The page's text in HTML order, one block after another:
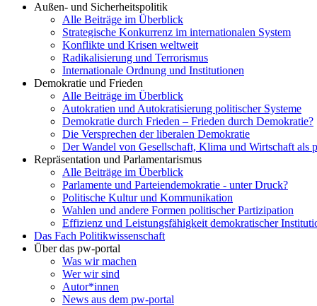
Außen- und Sicherheitspolitik
Alle Beiträge im Überblick
Strategische Konkurrenz im internationalen System
Konflikte und Krisen weltweit
Radikalisierung und Terrorismus
Internationale Ordnung und Institutionen
Demokratie und Frieden
Alle Beiträge im Überblick
Autokratien und Autokratisierung politischer Systeme
Demokratie durch Frieden – Frieden durch Demokratie?
Die Versprechen der liberalen Demokratie
Der Wandel von Gesellschaft, Klima und Wirtschaft als
Repräsentation und Parlamentarismus
Alle Beiträge im Überblick
Parlamente und Parteiendemokratie - unter Druck?
Politische Kultur und Kommunikation
Wahlen und andere Formen politischer Partizipation
Effizienz und Leistungsfähigkeit demokratischer
Das Fach Politikwissenschaft
Über das pw-portal
Was wir machen
Wer wir sind
Autor*innen
News aus dem pw-portal